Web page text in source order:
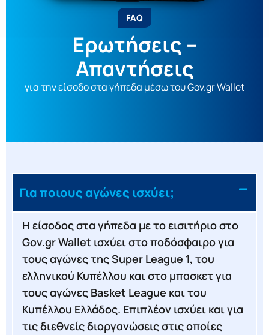
FAQ
Ερωτήσεις –
Απαντήσεις
για την είσοδο στα γήπεδα μέσω του Gov.gr Wallet
Για ποιους αγώνες ισχύει;
Η είσοδος στα γήπεδα με το εισιτήριο στο
Gov.gr Wallet ισχύει στο ποδόσφαιρο για
τους αγώνες της Super League 1, του
ελληνικού Κυπέλλου και στο μπασκετ για
τους αγώνες Basket League και του
Κυπέλλου Ελλάδος. Επιπλέον ισχύει και για
τις διεθνείς διοργανώσεις στις οποίες